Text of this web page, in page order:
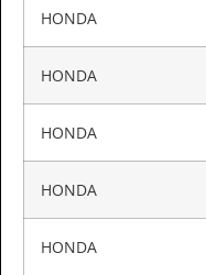
HONDA
HONDA
HONDA
HONDA
HONDA